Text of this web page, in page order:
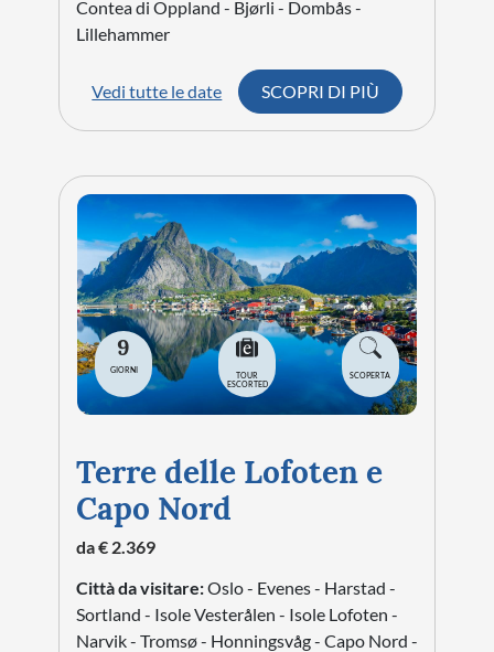
Contea di Oppland - Bjørli - Dombås -
Lillehammer
Vedi tutte le date SCOPRI DI PIÙ
9
GIORNI
TOUR
ESCORTED
SCOPERTA
Terre delle Lofoten e
Capo Nord
da € 2.369
Città da visitare:Oslo - Evenes - Harstad -
Sortland - Isole Vesterålen - Isole Lofoten -
Narvik - Tromsø - Honningsvåg - Capo Nord -